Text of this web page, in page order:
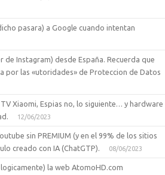
pasara) a Google cuando intentan
Instagram) desde España. Recuerda que
por las «utoridades» de Proteccion de Datos
Xiaomi, Espias no, lo siguiente… y hardware
12/06/2023
sin PREMIUM (y en el 99% de los sitios
creado con IA (ChatGTP).
08/06/2023
la web AtomoHD.com